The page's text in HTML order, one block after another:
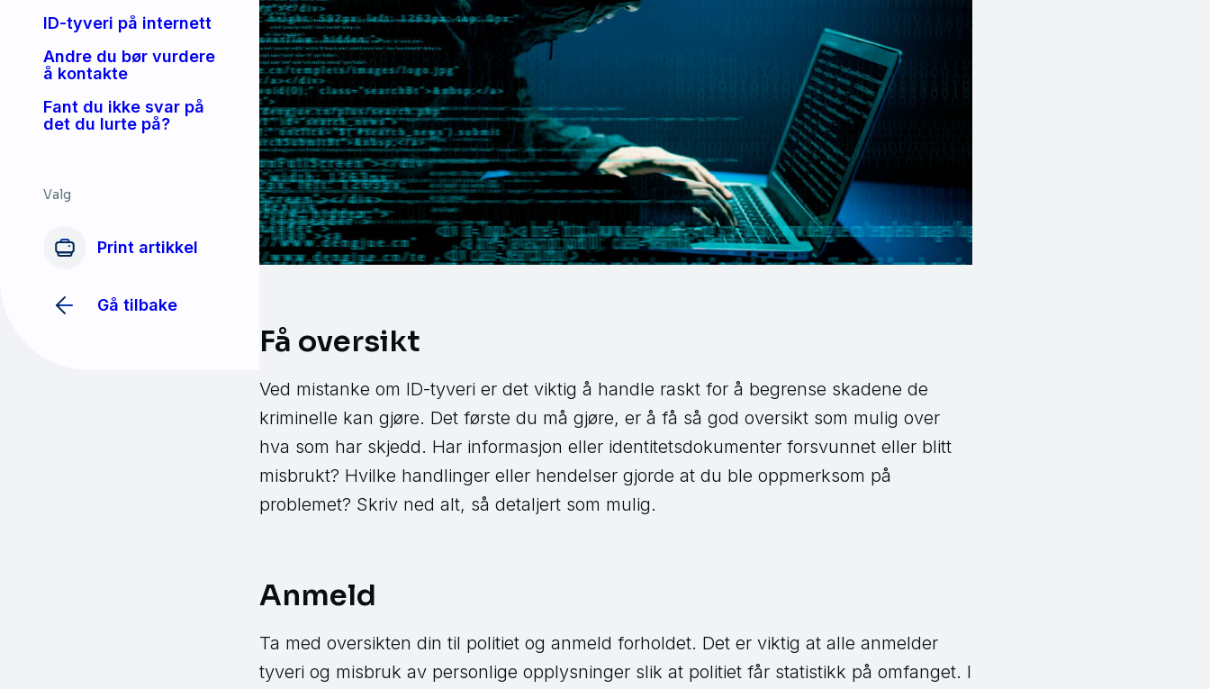
ID-tyveri på internett
Andre du bør vurdere
å kontakte
Fant du ikke svar på
det du lurte på?
Valg
Print artikkel
Gå tilbake
Få oversikt
Ved mistanke om ID-tyveri er det viktig å handle raskt for å begrense skadene de
kriminelle kan gjøre. Det første du må gjøre, er å få så god oversikt som mulig over
hva som har skjedd. Har informasjon eller identitetsdokumenter forsvunnet eller blitt
misbrukt? Hvilke handlinger eller hendelser gjorde at du ble oppmerksom på
problemet? Skriv ned alt, så detaljert som mulig.
Anmeld
Ta med oversikten din til politiet og anmeld forholdet. Det er viktig at alle anmelder
tyveri og misbruk av personlige opplysninger slik at politiet får statistikk på omfanget. I